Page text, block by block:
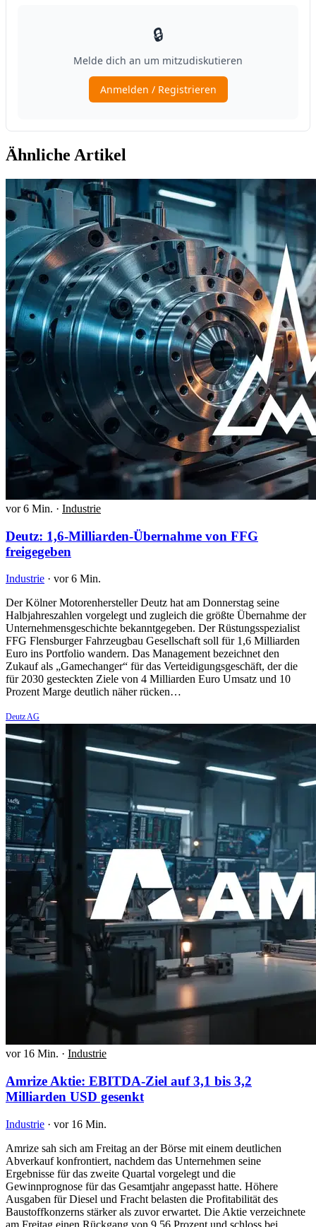
Ähnliche Artikel
vor 6 Min. · Industrie
Deutz: 1,6-Milliarden-Übernahme von FFG
freigegeben
Industrie · vor 6 Min.
Der Kölner Motorenhersteller Deutz hat am Donnerstag seine
Halbjahreszahlen vorgelegt und zugleich die größte Übernahme der
Unternehmensgeschichte bekanntgegeben. Der Rüstungsspezialist
FFG Flensburger Fahrzeugbau Gesellschaft soll für 1,6 Milliarden
Euro ins Portfolio wandern. Das Management bezeichnet den
Zukauf als „Gamechanger“ für das Verteidigungsgeschäft, der die
für 2030 gesteckten Ziele von 4 Milliarden Euro Umsatz und 10
Prozent Marge deutlich näher rücken…
Deutz AG
vor 16 Min. · Industrie
Amrize Aktie: EBITDA-Ziel auf 3,1 bis 3,2
Milliarden USD gesenkt
Industrie · vor 16 Min.
Amrize sah sich am Freitag an der Börse mit einem deutlichen
Abverkauf konfrontiert, nachdem das Unternehmen seine
Ergebnisse für das zweite Quartal vorgelegt und die
Gewinnprognose für das Gesamtjahr angepasst hatte. Höhere
Ausgaben für Diesel und Fracht belasten die Profitabilität des
Baustoffkonzerns stärker als zuvor erwartet. Die Aktie verzeichnete
am Freitag einen Rückgang von 9,56 Prozent und schloss bei